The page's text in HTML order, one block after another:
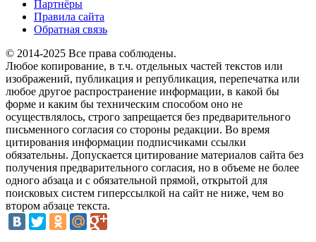
Партнёры
Правила сайта
Обратная связь
© 2014-2025 Все права соблюдены.
Любое копирование, в т.ч. отдельных частей текстов или
изображений, публикация и републикация, перепечатка или
любое другое распространение информации, в какой бы
форме и каким бы техническим способом оно не
осуществлялось, строго запрещается без предварительного
письменного согласия со стороны редакции. Во время
цитирования информации подписчиками ссылки
обязательны. Допускается цитирование материалов сайта без
получения предварительного согласия, но в объеме не более
одного абзаца и с обязательной прямой, открытой для
поисковых систем гиперссылкой на сайт не ниже, чем во
втором абзаце текста.